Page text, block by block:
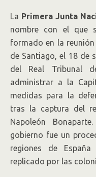
La Primera Junta
nombre con el que
formado en la
de Santiago, el 18 de
del Real Tribunal
administrar a la
medidas para la
tras la captura del
Napoleón
gobierno fue un
regiones de
replicado por las